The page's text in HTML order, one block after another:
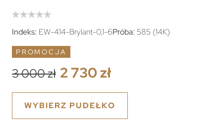
Indeks: EW-414-Brylant-0,1-6Próba: 585 (14K)
PROMOCJA
3 000 zł 2 730 zł
WYBIERZ PUDEŁKO